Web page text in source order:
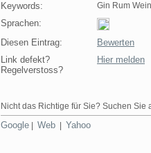
Keywords: Gin Rum
Sprachen:
Diesen Eintrag:
Bewerten
Link defekt?
Regelverstoss?
Hier melden
Nicht das Richtige für Sie? Suchen Sie
Google Web Yahoo